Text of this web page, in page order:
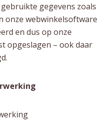
gegevens zoals
onze webwinkelsoftware
en dus op onze
opgeslagen – ook daar